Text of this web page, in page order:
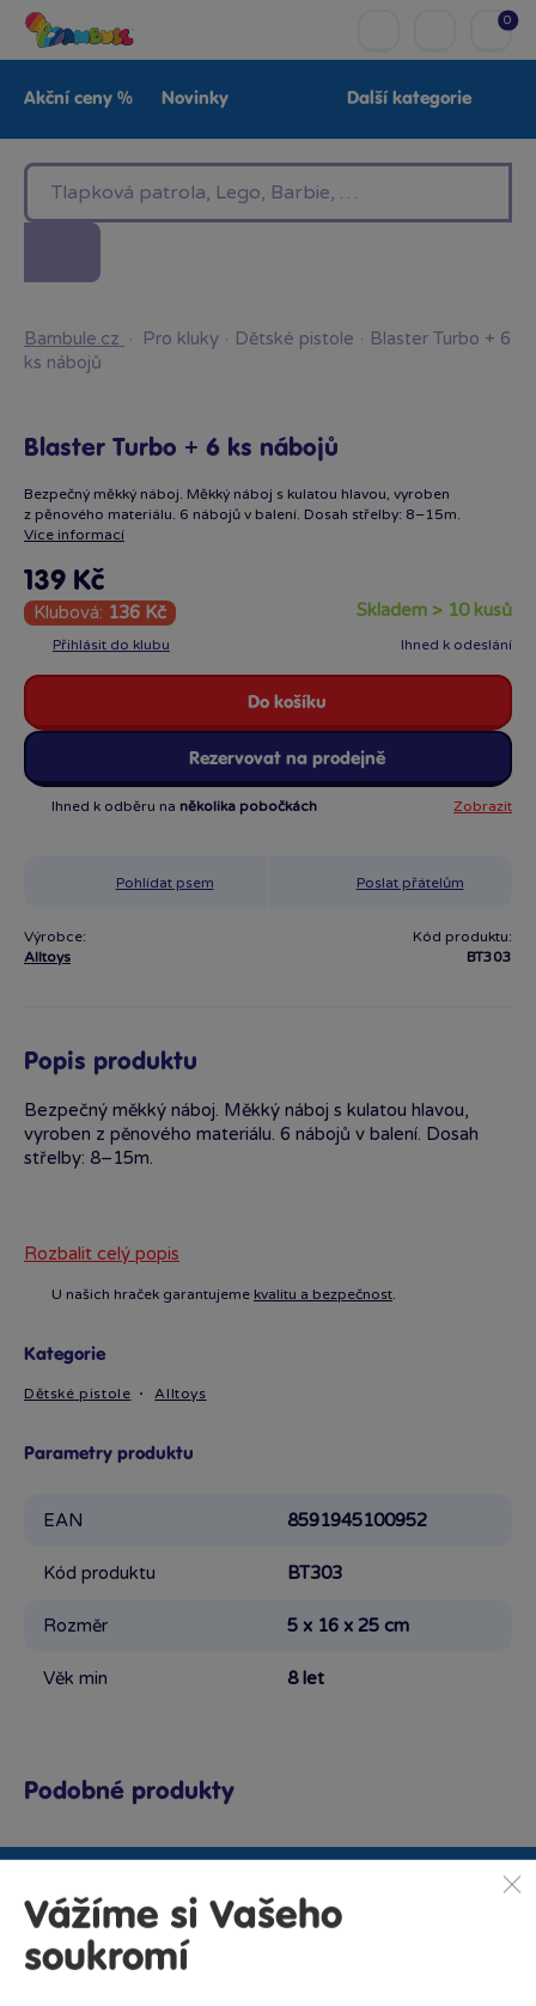
0
Akční ceny % Novinky
Baby Značky
Další kategorie
Bambule.cz · Pro kluky · Dětské pistole · Blaster Turbo + 6
ks nábojů
Blaster Turbo + 6 ks nábojů
Bezpečný měkký náboj. Měkký náboj s kulatou hlavou, vyroben
z pěnového materiálu. 6 nábojů v balení. Dosah střelby: 8–15m.
Více informací
139 Kč
Klubová: 136 Kč
Přihlásit do klubu
skladem > 10 kusů
Ihned k odeslání
Rezervovat na prodejně
Do košíku
Ihned k odběru na několika pobočkách Zobrazit
Pohlídat psem Poslat přátelům
Výrobce:
Alltoys
Kód produktu:
BT303
Popis produktu
Bezpečný měkký náboj. Měkký náboj s kulatou hlavou,
vyroben z pěnového materiálu. 6 nábojů v balení. Dosah
střelby: 8–15m.
Rozbalit celý popis
U našich hraček garantujeme kvalitu a bezpečnost.
Kategorie
Dětské pistole Alltoys
Parametry produktu
EAN 8591945100952
Kód produktu BT303
Rozměr 5 x 16 x 25 cm
Věk min 8 let
Podobné produkty
Proč nakupovat v Bambuli?
Vážíme si Vašeho
soukromí